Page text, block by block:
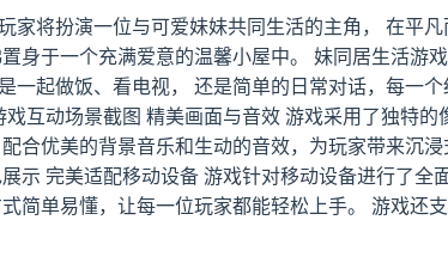
家将扮演一位与可爱妹妹共同生活的主角， 在平
身于一个充满爱意的温馨小屋中。 妹同居生活游
起做饭、看电视， 还是简单的日常对话，每一
互动场景截图 精美画面与音效 游戏采用了独特的
合优美的背景音乐和生动的音效，为玩家带来沉
示 完美适配移动设备 游戏针对移动设备进行了
单易懂，让每一位玩家都能轻松上手。 游戏还